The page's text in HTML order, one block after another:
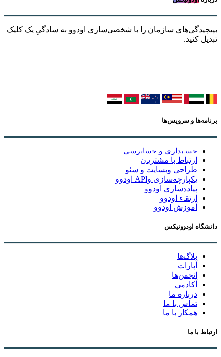
بپیچیدگی‌های سازمان را با شخصی‌سازی اودوو به سادگیِ یک کلیک
تبدیل کنید.
برنامه‌ها و سرویس‌ها
حسابداری و حسابرسی
ارتباط با مشتریان
طراحی وبسایت و سئو
یکپارچه‌سازی وAPI اودوو
پیاده‌سازی اودوو
ارتقاء اودوو
آموزش اودوو
دانشگاه اودوونیکس
بلاگ‌ها
آپارات
انجمن‌ها
آکادمی
درباره ما
تماس با ما
همکار با ما
ارتباط با ما